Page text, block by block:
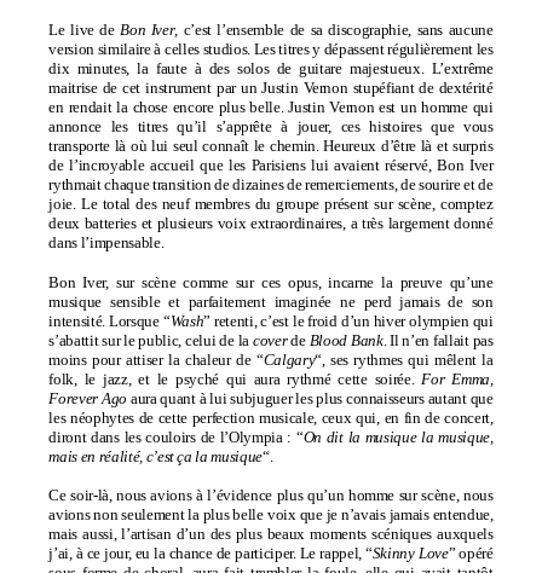
Le live deBon Iver, c’est l’ensemble de sa discographie, sans aucune
version similaire à celles studios. Les titres y dépassent régulièrement les
dix minutes, la faute à des solos de guitare majestueux. L’extrême
maitrise de cet instrument par un Justin Vernon stupéfiant de dextérité
en rendait la chose encore plus belle. Justin Vernon est un homme qui
annonce les titres qu’il s’apprête à jouer, ces histoires que vous
transporte là où lui seul connaît le chemin. Heureux d’être là et surpris
de l’incroyable accueil que les Parisiens lui avaient réservé, Bon Iver
rythmait chaque transition de dizaines de remerciements, de sourire et de
joie. Le total des neuf membres du groupe présent sur scène, comptez
deux batteries et plusieurs voix extraordinaires, a très largement donné
dans l’impensable.
Bon Iver, sur scène comme sur ces opus, incarne la preuve qu’une
musique sensible et parfaitement imaginée ne perd jamais de son
intensité. Lorsque “Wash” retenti, c’est le froid d’un hiver olympien qui
s’abattit sur le public, celui de la coverde Blood Bank. Il n’en fallait pas
moins pour attiser la chaleur de “Calgary“, ses rythmes qui mêlent la
folk, le jazz, et le psyché qui aura rythmé cette soirée.For Emma,
Forever Ago aura quant à lui subjuguer les plus connaisseurs autant que
les néophytes de cette perfection musicale, ceux qui, en fin de concert,
diront dans les couloirs de l’Olympia : “On dit la musique la musique,
mais en réalité, c’est ça la musique“.
Ce soir-là, nous avions à l’évidence plus qu’un homme sur scène, nous
avions non seulement la plus belle voix que je n’avais jamais entendue,
mais aussi, l’artisan d’un des plus beaux moments scéniques auxquels
j’ai, à ce jour, eu la chance de participer. Le rappel, “Skinny Love” opéré